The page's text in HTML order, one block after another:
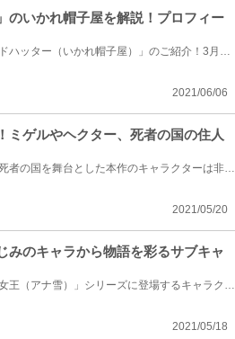
のいかれ帽子屋を解説！プロフィー
ディズニー映画「ふしぎの国のアリス」より、「マッドハッター（いかれ帽子屋）」のご紹介！3月うさぎや...
2021/06/06
ミゲルやヘクター、死者の国の住人
「リメンバー・ミー」のキャラクターを一挙ご紹介！死者の国を舞台とした本作のキャラクターは非常に個...
2021/05/20
みのキャラから物語を彩るサブキャ
幅広い世代から大人気のディズニー作品「アナと雪の女王（アナ雪）」シリーズに登場するキャラクターを...
2021/05/18